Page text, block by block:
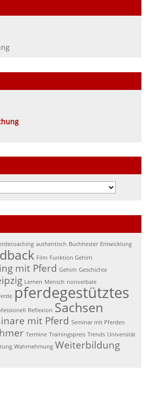
authentisch Buchhester Entwicklung
Film Funktion Gehirn
mit Pferd Gehirn Geschichte
Lernen Mensch nonverbale
pferdegestütztes
Reflexion Sachsen
mit Pferd Seminar mit Pferden
Termine Trainingspreis Trends Universität
Wahrnehmung Weiterbildung